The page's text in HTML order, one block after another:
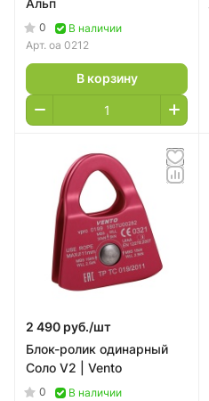
0
В наличии
Арт. оа 0212
В корзину
2 490 руб./шт
Блок-ролик одинарный
Соло V2 | Vento
0
В наличии